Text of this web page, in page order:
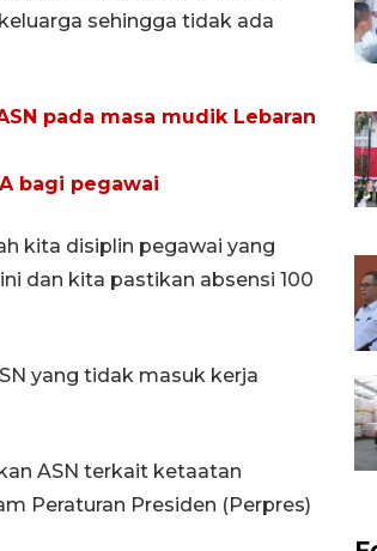
sehingga tidak ada
pada masa mudik Lebaran
bagi pegawai
kita disiplin pegawai yang
dan kita pastikan absensi 100
yang tidak masuk kerja
ASN terkait ketaatan
Peraturan Presiden (Perpres)